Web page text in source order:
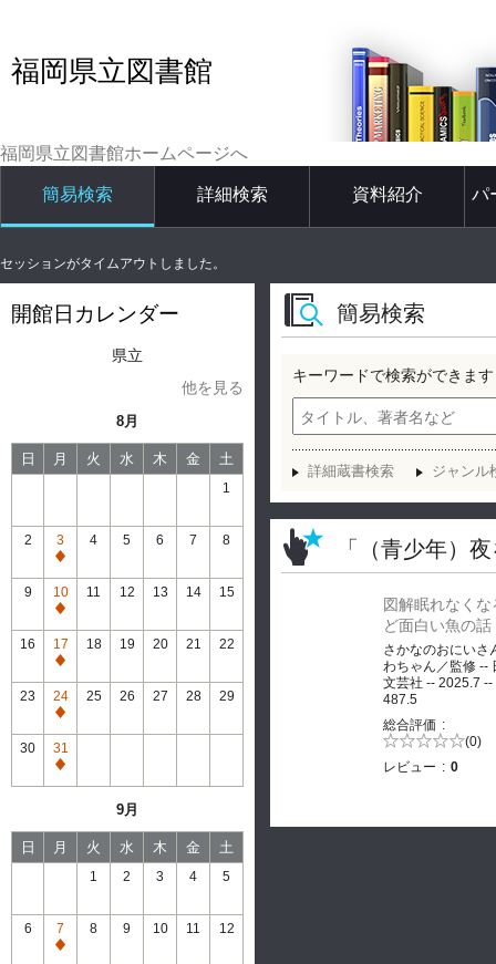
福岡県立図書館
福岡県立図書館ホームページへ
簡易検索 詳細検索 資料紹介 パ
セッションがタイムアウトしました。
開館日カレンダー
県立
他を見る
8月
日 月 火 水 木 金 土
1
2
3
通
常
休
館
4 5 6 7 8
9
10
通
常
休
館
11 12 13 14 15
16
17
通
常
休
館
18 19 20 21 22
23
24
通
常
休
館
25 26 27 28 29
30
31
通
館
9月
日 月 火 水 木 金 土
1 2 3 4 5
6
7
通
8 9 10 11 12
簡易検索
キーワードで検索ができます
詳細蔵書検索 ジャンル
「（青少年）
図解眠れなくな
ど面白い魚の話
さかなのおにいさ
わちゃん／監修 --
文芸社 -- 2025.7 --
487.5
総合評価
5段階評価の (0)
レビュー
0